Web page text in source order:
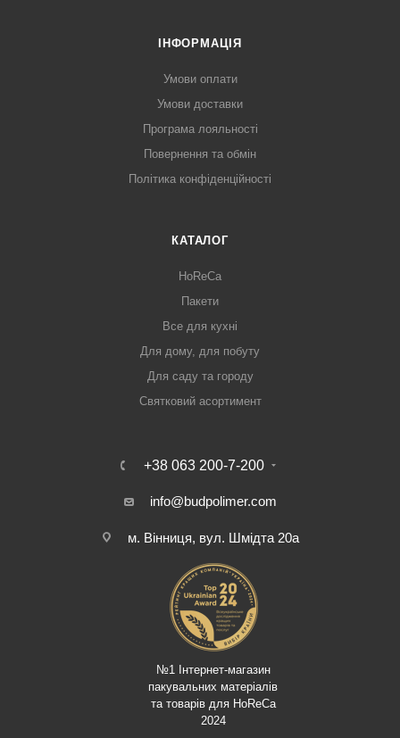
ІНФОРМАЦІЯ
Умови оплати
Умови доставки
Програма лояльності
Повернення та обмін
Політика конфіденційності
КАТАЛОГ
HoReCa
Пакети
Все для кухні
Для дому, для побуту
Для саду та городу
Святковий асортимент
+38 063 200-7-200
info@budpolimer.com
м. Вінниця, вул. Шмідта 20а
№1 Інтернет-магазин
пакувальних матеріалів
та товарів для HoReCa
2024